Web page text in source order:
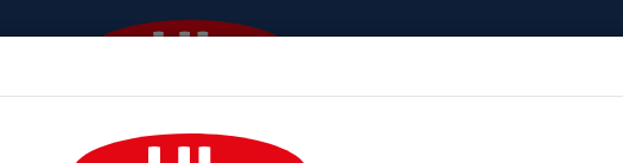
Céginformáció